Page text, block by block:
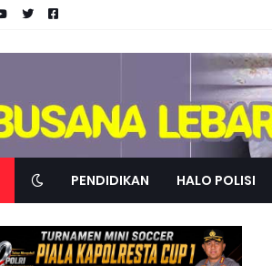
HALO POLISI
PENDIDIKAN